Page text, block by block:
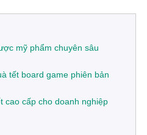
mỹ phẩm chuyên sâu
tết board game phiên bản
cao cấp cho doanh nghiệp